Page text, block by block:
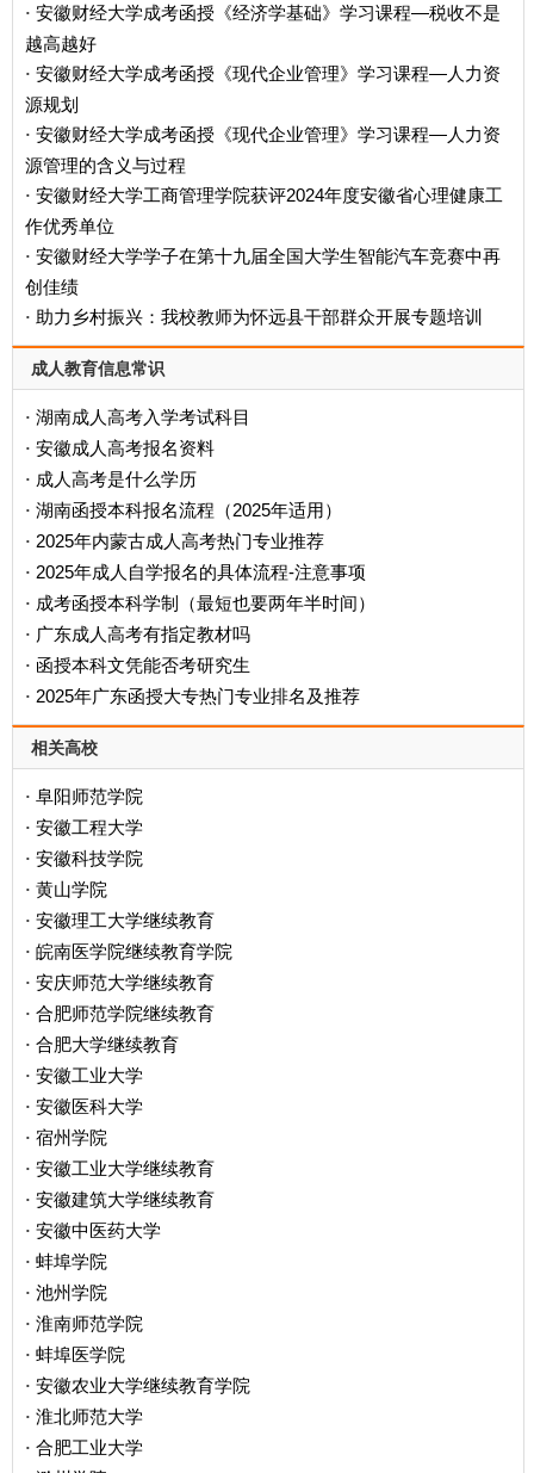
· 安徽财经大学成考函授《经济学基础》学习课程—税收不是
越高越好
· 安徽财经大学成考函授《现代企业管理》学习课程—人力资
源规划
· 安徽财经大学成考函授《现代企业管理》学习课程—人力资
源管理的含义与过程
· 安徽财经大学工商管理学院获评2024年度安徽省心理健康工
作优秀单位
· 安徽财经大学学子在第十九届全国大学生智能汽车竞赛中再
创佳绩
· 助力乡村振兴：我校教师为怀远县干部群众开展专题培训
成人教育信息常识
· 湖南成人高考入学考试科目
· 安徽成人高考报名资料
· 成人高考是什么学历
· ‌湖南函授本科报名流程（2025年适用）‌
· 2025年内蒙古成人高考热门专业推荐
· 2025年成人自学报名的具体流程-注意事项
· 成考函授本科学制（最短也要两年半时间）
· 广东成人高考有指定教材吗
· 函授本科文凭能否考研究生
· 2025年广东函授大专热门专业排名及推荐
相关高校
· 阜阳师范学院
· 安徽工程大学
· 安徽科技学院
· 黄山学院
· 安徽理工大学继续教育
· 皖南医学院继续教育学院
· 安庆师范大学继续教育
· 合肥师范学院继续教育
· 合肥大学继续教育
· 安徽工业大学
· 安徽医科大学
· 宿州学院
· 安徽工业大学继续教育
· 安徽建筑大学继续教育
· 安徽中医药大学
· 蚌埠学院
· 池州学院
· 淮南师范学院
· 蚌埠医学院
· 安徽农业大学继续教育学院
· 淮北师范大学
· 合肥工业大学